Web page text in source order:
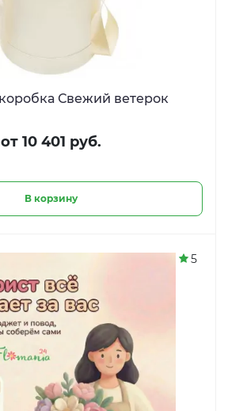
Шляпная коробка Свежий ветерок
от 10 401 руб.
В корзину
5